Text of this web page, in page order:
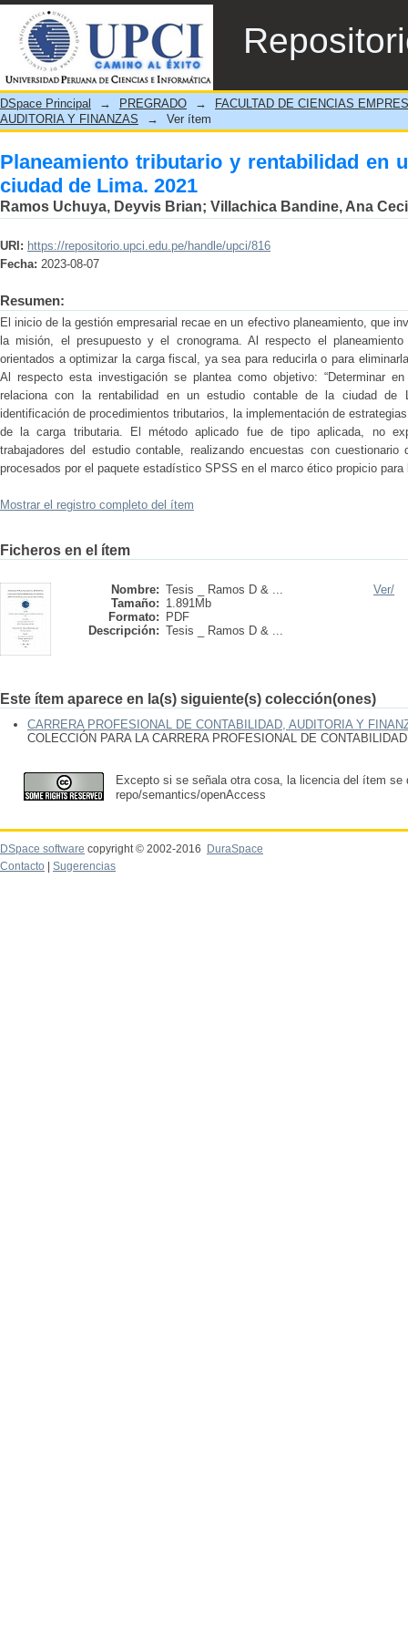
Planeamiento tributario y rentabilidad en
DSpace Principal → PREGRADO →
FACULTAD DE CIENCIAS
AUDITORIA Y FINANZAS
→ Ver ítem
Planeamiento tributario y rentabilidad en
ciudad de Lima. 2021
Ramos Uchuya, Deyvis Brian; Villachica Bandine, Ana
URI: https://repositorio.upci.edu.pe/handle/upci/816
Fecha: 2023-08-07
Resumen:
El inicio de la gestión empresarial recae en un efectivo planeamiento, que
la misión, el presupuesto y el cronograma. Al respecto el
orientados a optimizar la carga fiscal, ya sea para reducirla o para
Al respecto esta investigación se plantea como objetivo: “Determinar
relaciona con la rentabilidad en un estudio contable de la ciudad de
identificación de procedimientos tributarios, la implementación de
de la carga tributaria. El método aplicado fue de tipo aplicada, no
trabajadores del estudio contable, realizando encuestas con
procesados por el paquete estadístico SPSS en el marco ético propicio
Mostrar el registro completo del ítem
Ficheros en el ítem
Nombre: Tesis _ Ramos D & ...
Tamaño: 1.891Mb
Formato:
PDF
Descripción: Tesis _ Ramos D & ...
Ver/
Este ítem aparece en la(s) siguiente(s) colección(ones)
CARRERA PROFESIONAL DE CONTABILIDAD, AUDITORIA Y
COLECCIÓN PARA LA CARRERA PROFESIONAL DE
Excepto si se señala otra cosa, la licencia del ítem se
repo/semantics/openAccess
DSpace software copyright © 2002-2016
DuraSpace
Contacto
Sugerencias